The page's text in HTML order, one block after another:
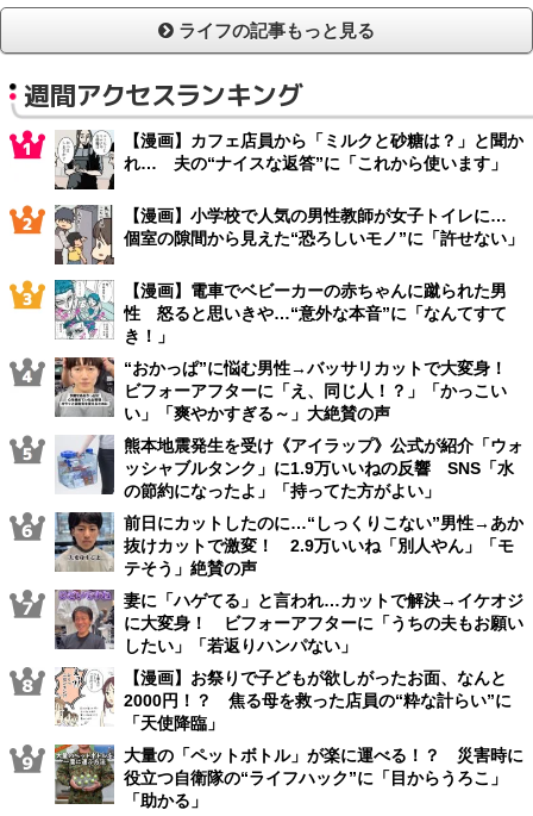
ライフの記事もっと見る
週間アクセスランキング
【漫画】カフェ店員から「ミルクと砂糖は？」と聞か
れ… 夫の“ナイスな返答”に「これから使います」
【漫画】小学校で人気の男性教師が女子トイレに…
個室の隙間から見えた“恐ろしいモノ”に「許せない」
【漫画】電車でベビーカーの赤ちゃんに蹴られた男
性 怒ると思いきや…“意外な本音”に「なんてすて
き！」
“おかっぱ”に悩む男性→バッサリカットで大変身！
ビフォーアフターに「え、同じ人！？」「かっこい
い」「爽やかすぎる～」大絶賛の声
熊本地震発生を受け《アイラップ》公式が紹介「ウォ
ッシャブルタンク」に1.9万いいねの反響 SNS「水
の節約になったよ」「持ってた方がよい」
前日にカットしたのに…“しっくりこない”男性→あか
抜けカットで激変！ 2.9万いいね「別人やん」「モ
テそう」絶賛の声
妻に「ハゲてる」と言われ…カットで解決→イケオジ
に大変身！ ビフォーアフターに「うちの夫もお願い
したい」「若返りハンパない」
【漫画】お祭りで子どもが欲しがったお面、なんと
2000円！？ 焦る母を救った店員の“粋な計らい”に
「天使降臨」
大量の「ペットボトル」が楽に運べる！？ 災害時に
役立つ自衛隊の“ライフハック”に「目からうろこ」
「助かる」